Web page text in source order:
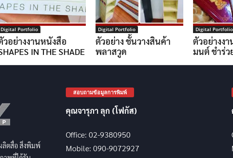
Digital Portfolio
วอย่างงานหนังสือ
IN THE SHADE
Digital Portfolio
ตัวอย่าง ชั้นวางสินค้า
พลาสวูด
Digital Portfolio
ตัวอย่างง
มนต์ ชำร่ว
ลิตสื่อ สิ่งพิมพ์
สอบถามข้อมูลการพิมพ์
คุณจารุภา ลุก (โฟกัส)
Office: 02-9380950
Mobile: 090-9072927